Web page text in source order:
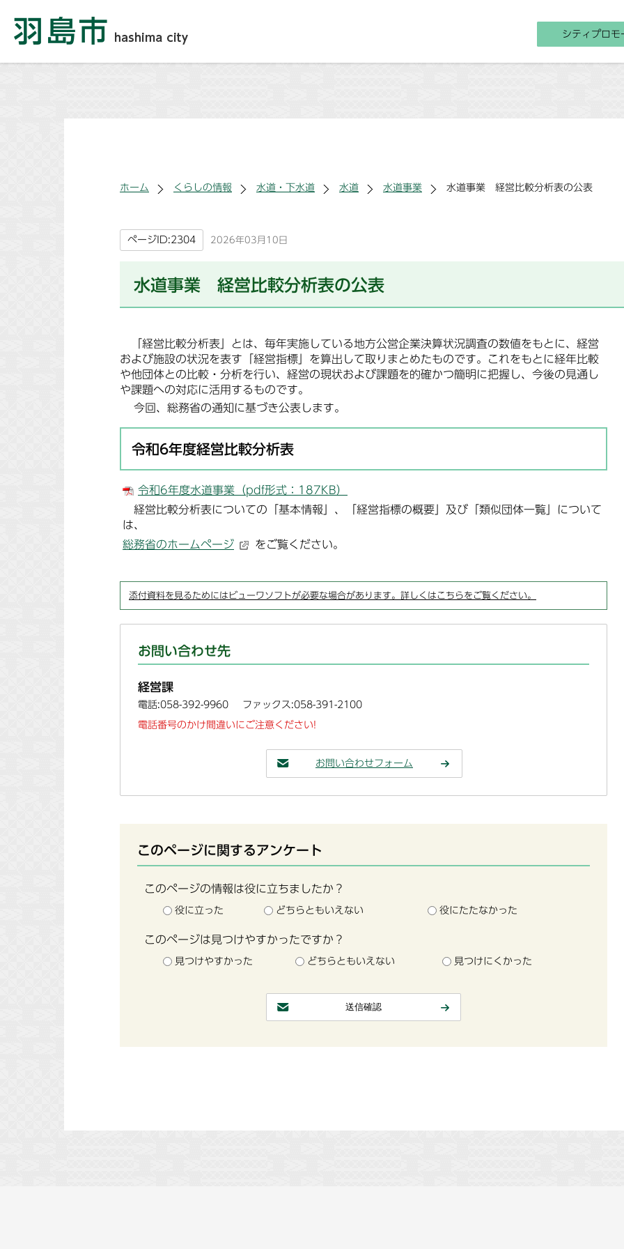
シティプロモ
ホーム くらしの情報 水道・下水道 水道 水道事業 水道事業 経営比較分析表の公表
ページID:2304 2026年03月10日
水道事業 経営比較分析表の公表
「経営比較分析表」とは、毎年実施している地方公営企業決算状況調査の数値をもとに、経営
および施設の状況を表す「経営指標」を算出して取りまとめたものです。これをもとに経年比較
や他団体との比較・分析を行い、経営の現状および課題を的確かつ簡明に把握し、今後の見通し
や課題への対応に活用するものです。
今回、総務省の通知に基づき公表します。
令和6年度経営比較分析表
令和6年度水道事業（pdf形式：187KB）
経営比較分析表についての「基本情報」、「経営指標の概要」及び「類似団体一覧」について
は、
総務省のホームページ
をご覧ください。
添付資料を見るためにはビューワソフトが必要な場合があります。詳しくはこちらをご覧ください。
お問い合わせ先
経営課
電話:058-392-9960 ファックス:058-391-2100
電話番号のかけ間違いにご注意ください!
お問い合わせフォーム
このページに関するアンケート
このページの情報は役に立ちましたか？
役に立った どちらともいえない 役にたたなかった
このページは見つけやすかったですか？
見つけやすかった どちらともいえない 見つけにくかった